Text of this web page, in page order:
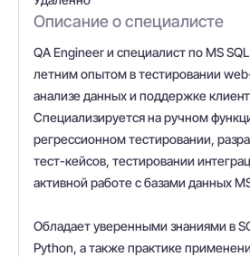
Описание о специалисте
QA Engineer и специалист по MS
летним опытом в тестировании
анализе данных и поддержке
Специализируется на ручном
регрессионном тестировании,
тест-кейсов, тестировании
активной работе с базами данных
Обладает уверенными знаниями в
Python, а также практике